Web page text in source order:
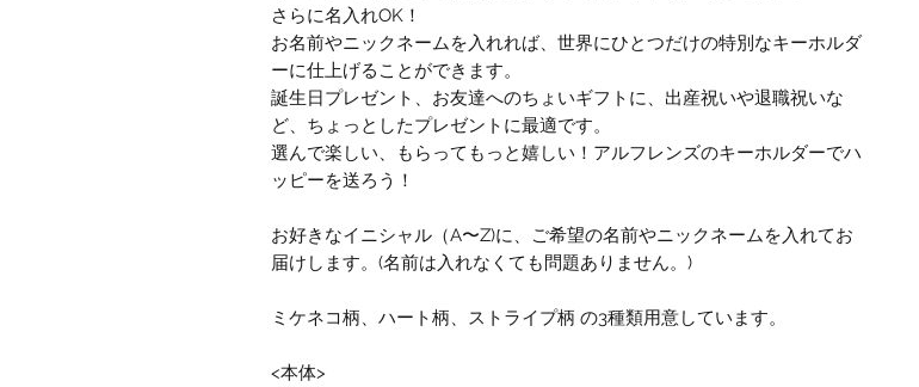
さらに名入れOK！
お名前やニックネームを入れれば、世界にひとつだけの特別なキーホルダ
ーに仕上げることができます。
誕生日プレゼント、お友達へのちょいギフトに、出産祝いや退職祝いな
ど、ちょっとしたプレゼントに最適です。
選んで楽しい、もらってもっと嬉しい！アルフレンズのキーホルダーでハ
ッピーを送ろう！
お好きなイニシャル（A〜Z)に、ご希望の名前やニックネームを入れてお
届けします。(名前は入れなくても問題ありません。)
ミケネコ柄、ハート柄、ストライプ柄 の3種類用意しています。
<本体>